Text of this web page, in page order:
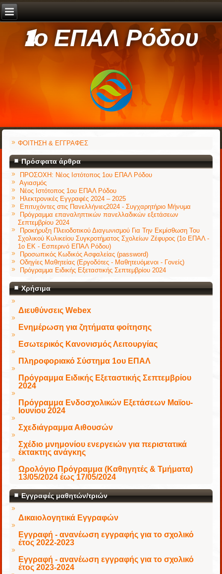
1ο ΕΠΑΛ Ρόδου
ΦΟΙΤΗΣΗ & ΕΓΓΡΑΦΕΣ
Πρόσφατα άρθρα
ΠΡΟΣΟΧΗ: Νέος Ιστότοπος 1ου ΕΠΑΛ Ρόδου
Αγιασμός
Νέος Ιστότοπος 1ου ΕΠΑΛ Ρόδου
Ηλεκτρονικές Εγγραφές 2024 – 2025
Επιτυχόντες στις Πανελλήνιες2024 - Συγχαρητήριο Μήνυμα
Πρόγραμμα επαναληπτικών πανελλαδικών εξετάσεων
Σεπτεμβρίου 2024
Προκήρυξη Πλειοδοτικού Διαγωνισμού Για Την Εκμίσθωση Του
Σχολικού Κυλικείου Συγκροτήματος Σχολείων Ζέφυρος (1ο ΕΠΑΛ -
1ο ΕΚ - Εσπερινό ΕΠΑΛ Ρόδου)
Προσωπικός Κωδικός Ασφαλείας (password)
Οδηγίες Μαθητείας (Εργοδότες - Μαθητευόμενοι - Γονείς)
Πρόγραμμα Ειδικής Εξεταστικής Σεπτεμβρίου 2024
Χρήσιμα
Διευθύνσεις Webex
Ενημέρωση για ζητήματα φοίτησης
Εσωτερικός Κανονισμός Λειτουργίας
Πληροφοριακό Σύστημα 1ου ΕΠΑΛ
Πρόγραμμα Ειδικής Εξεταστικής Σεπτεμβρίου
2024
Πρόγραμμα Ενδοσχολικών Εξετάσεων Μαϊου-
Ιουνίου 2024
Σχεδιάγραμμα Αιθουσών
Σχέδιο μνημονίου ενεργειών για περιστατικά
έκτακτης ανάγκης
Ωρολόγιο Πρόγραμμα (Καθηγητές & Τμήματα)
13/05/2024 έως 17/05/2024
Εγγραφές μαθητών/τριών
Δικαιολογητικά Εγγραφών
Εγγραφή - ανανέωση εγγραφής για το σχολικό
έτος 2022-2023
Εγγραφή - ανανέωση εγγραφής για το σχολικό
έτος 2023-2024